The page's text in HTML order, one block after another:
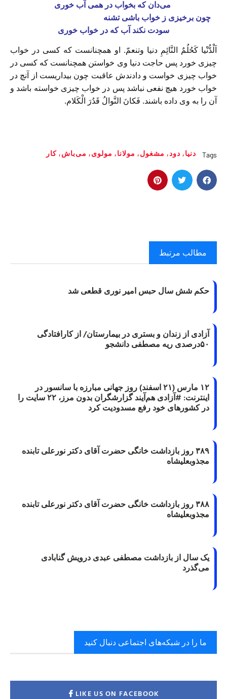
می‌دان که بخواب در همی آب خوری
چون برخیزی ز خواب باشی تشنه
سودت نکند آب که در خواب خوری
اَلْدُّنْیا کَحُلُمٌ النَّائِمِ دنیا وتنعمّ. او همچنانست که کسی در خواب
چیزی خورد پس حاجت دنیا وی خواستن همچنانست که کسی در
خواب چیزی خواست و دادندش عاقبت چون بیداریست از آنچ در
خواب خورد هیچ نفعی نباشد پس در خواب چیزی خواسته باشد و
آن را به وی داده باشند. فَکانَ النَّوالُ قَدُرَ الْکَلام.
Tags دنیا, دود, مشغول, مولانا, مولوی, می‌باش, کار
مطالب مرتبط
حکم شش سال حبس امیر نوری قطعی شد
آزادی از زندان و بستری در بیمارستان/ از کارافتادگی
۵۰درصدی ریه مصطفی دانشجو
۱۲ مارس (۲۱ اسفند) روز جهانی مبارزه با سانسور در
اینترنت: #آزادی هم‌آیند گزارشگران‌ بدون مرز، ۲۲ سایت را
در کشورهای خود رفع مسدودیت کرد
۳۸۹ روز بازداشت خانگی حضرت آقای دکتر نورعلی تابنده
مجذوبعلیشاه
۳۸۸ روز بازداشت خانگی حضرت آقای دکتر نورعلی تابنده
مجذوبعلیشاه
یک سال از بازداشت مصطفی عبدی درویش گنابادی
می‌گذرد
ما را در شبکه‌های اجتماعی دنبال کنید
LIKE US ON FACEBOOK